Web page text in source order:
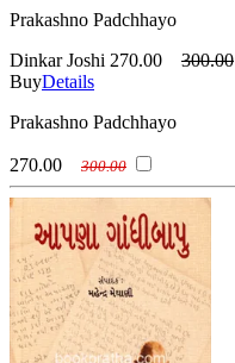
Prakashno Padchhayo
Dinkar Joshi 270.00
300.00
BuyDetails
Prakashno Padchhayo
270.00 300.00